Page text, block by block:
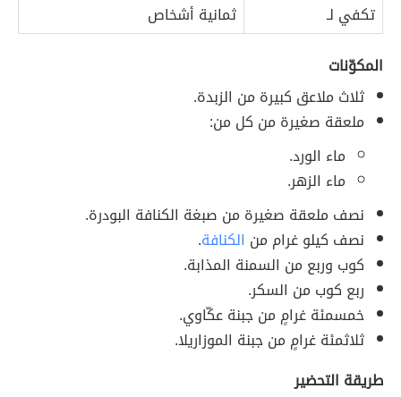
تكفي لـ
ثمانية أشخاص
المكوّنات
ثلاث ملاعق كبيرة من الزبدة.
ملعقة صغيرة من كل من:
ماء الورد.
ماء الزهر.
نصف ملعقة صغيرة من صبغة الكنافة البودرة.
نصف كيلو غرام من الكنافة.
كوب وربع من السمنة المذابة.
ربع كوب من السكر.
خمسمئة غرامٍ من جبنة عكّاوي.
ثلاثمئة غرامٍ من جبنة الموزاريلا.
طريقة التحضير